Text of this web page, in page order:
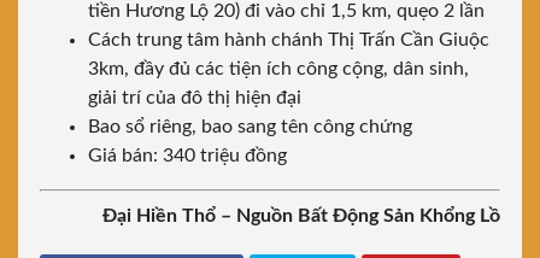
tiền Hương Lộ 20) đi vào chỉ 1,5 km, quẹo 2 lần
Cách trung tâm hành chánh Thị Trấn Cần Giuộc
3km, đầy đủ các tiện ích công cộng, dân sinh,
giải trí của đô thị hiện đại
Bao sổ riêng, bao sang tên công chứng
Giá bán: 340 triệu đồng
Đại Hiền Thổ – Nguồn Bất Động Sản Khổng Lồ